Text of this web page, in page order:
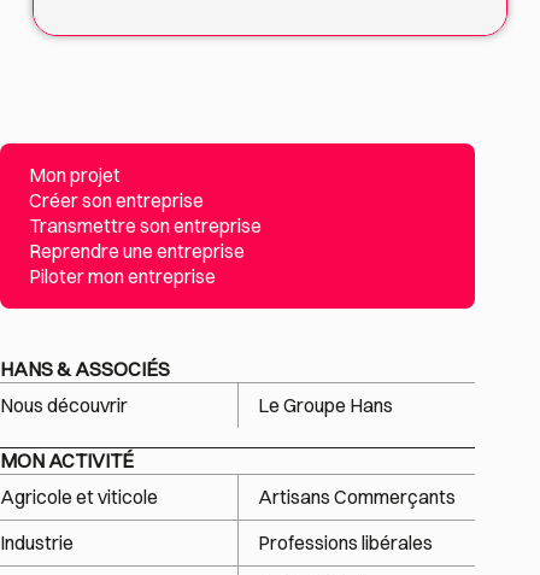
Mon projet
Créer son entreprise
Transmettre son entreprise
Reprendre une entreprise
Piloter mon entreprise
HANS & ASSOCIÉS
Nous découvrir
Le Groupe Hans
MON ACTIVITÉ
Agricole et viticole
Artisans Commerçants
Industrie
Professions libérales